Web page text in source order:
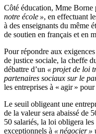
Côté éducation, Mme Borne
notre école », en effectuant
à des enseignants du même
de soutien en français et en
Pour répondre aux
de justice sociale, la cheffe
débattre d’un « projet de loi
partenaires sociaux sur le
les entreprises à « agir »
Le seuil obligeant une
de la valeur sera abaissé de
50 salariés, la loi obligera
exceptionnels à « négocier »